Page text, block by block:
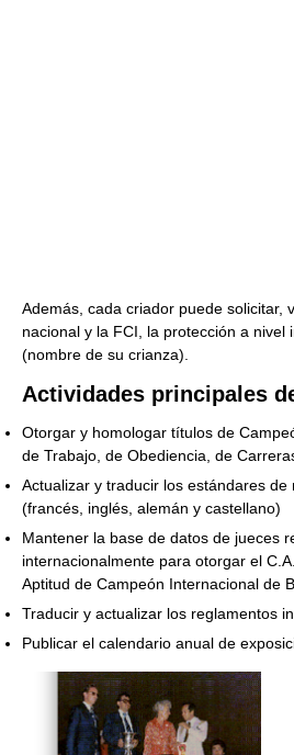
Además, cada criador puede solicitar,
nacional y la FCI, la protección a nivel
(nombre de su crianza).
Actividades principales
Otorgar y homologar títulos de
de Trabajo, de Obediencia, de
Actualizar y traducir los estándares
(francés, inglés, alemán y castellano)
Mantener la base de datos de jueces
internacionalmente para otorgar el
Aptitud de Campeón Internacional de
Traducir y actualizar los reglamentos
Publicar el calendario anual de